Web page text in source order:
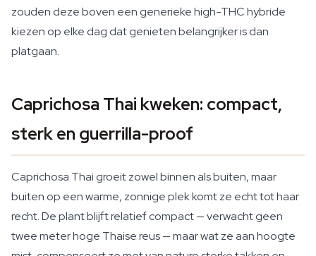
zouden deze boven een generieke high-THC hybride
kiezen op elke dag dat genieten belangrijker is dan
platgaan.
Caprichosa Thai kweken: compact,
sterk en guerrilla-proof
Caprichosa Thai groeit zowel binnen als buiten, maar
buiten op een warme, zonnige plek komt ze echt tot haar
recht. De plant blijft relatief compact — verwacht geen
twee meter hoge Thaise reus — maar wat ze aan hoogte